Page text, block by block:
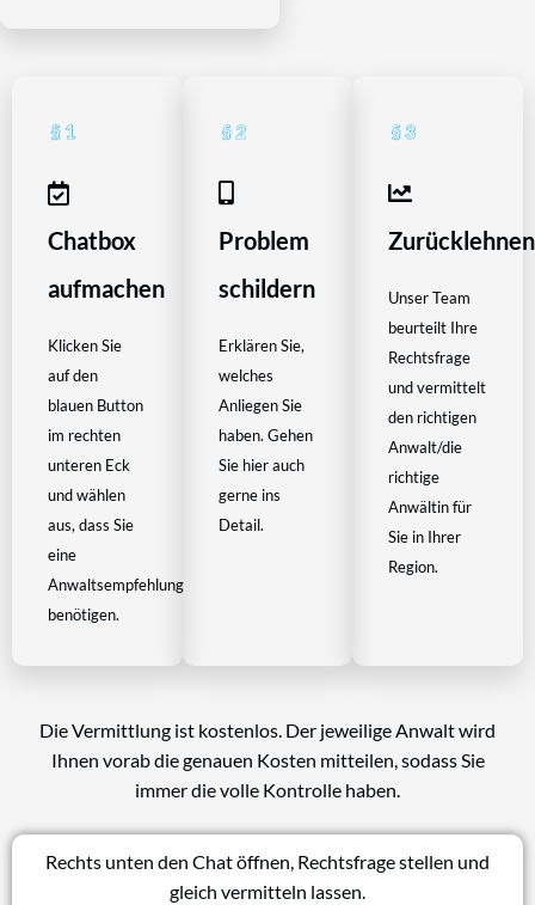
Chatbox
aufmachen
Klicken Sie
auf den
blauen Button
im rechten
unteren Eck
und wählen
aus, dass Sie
eine
Anwaltsempfehlung
benötigen.
Problem
schildern
Erklären Sie,
welches
Anliegen Sie
haben. Gehen
Sie hier auch
gerne ins
Detail.
Zurücklehnen
Unser Team
beurteilt Ihre
Rechtsfrage
und vermittelt
den richtigen
Anwalt/die
richtige
Anwältin für
Sie in Ihrer
Region.
Die Vermittlung ist kostenlos. Der jeweilige Anwalt wird
Ihnen vorab die genauen Kosten mitteilen, sodass Sie
immer die volle Kontrolle haben.
Rechts unten den Chat öffnen, Rechtsfrage stellen und
gleich vermitteln lassen.